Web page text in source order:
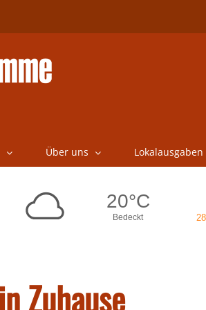
Über uns Lokalausgaben
Zuhause